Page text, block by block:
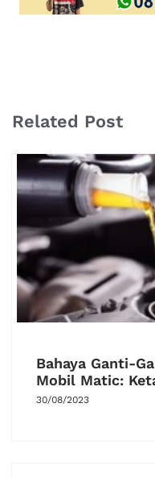
Related Post
Bahaya Ganti-
Mobil Matic:
30/08/2023